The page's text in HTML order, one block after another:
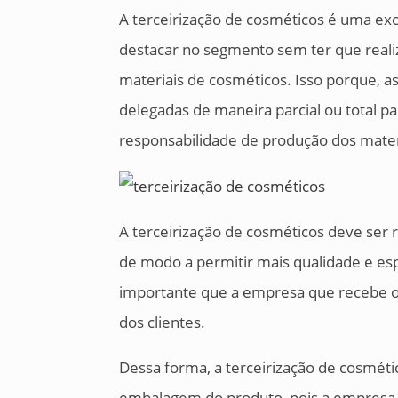
A terceirização de cosméticos é uma
destacar no segmento sem ter que
materiais de cosméticos. Isso porque,
delegadas de maneira parcial ou total
responsabilidade de produção dos
A terceirização de cosméticos deve ser
de modo a permitir mais qualidade e
importante que a empresa que recebe
dos clientes.
Dessa forma, a terceirização de